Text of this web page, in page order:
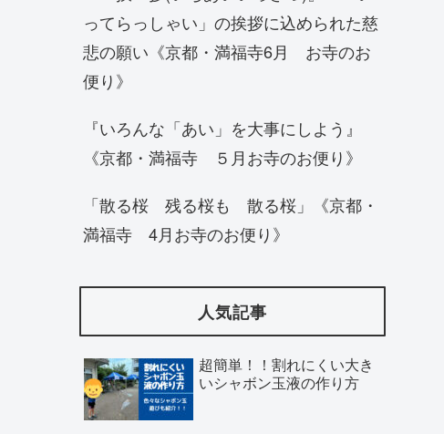
ってらっしゃい」の挨拶に込められた慈
悲の願い《京都・満福寺6月 お寺のお
便り》
『いろんな「あい」を大事にしよう』
《京都・満福寺 ５月お寺のお便り》
「散る桜 残る桜も 散る桜」《京都・
満福寺 4月お寺のお便り》
人気記事
超簡単！！割れにくい大き
いシャボン玉液の作り方